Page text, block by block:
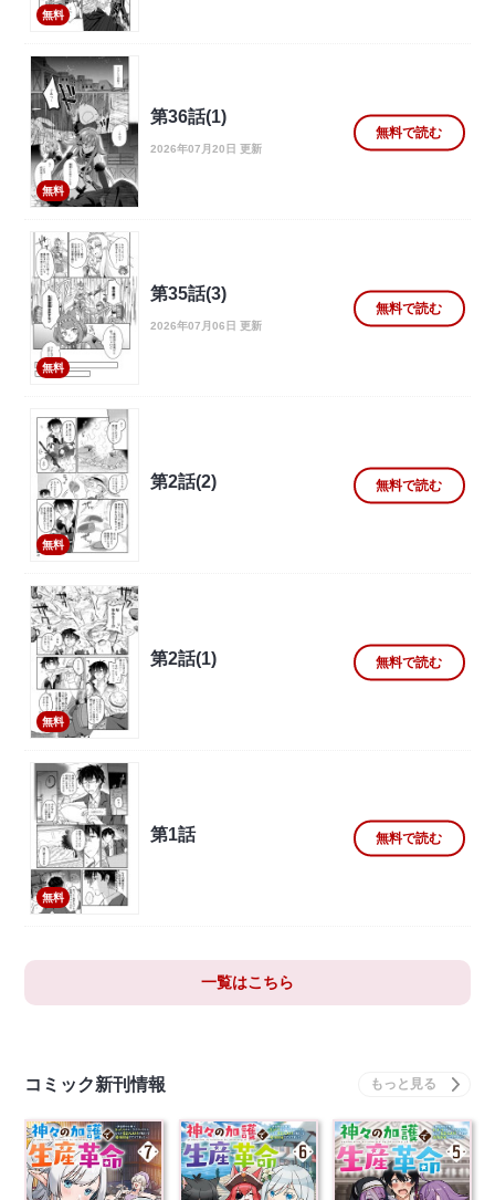
無料
無料
第36話(1)
2026年07月20日 更新
無料で読む
無料
第35話(3)
2026年07月06日 更新
無料で読む
無料
第2話(2) 無料で読む
無料
第2話(1) 無料で読む
無料
第1話 無料で読む
一覧はこちら
コミック新刊情報